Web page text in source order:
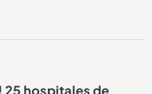
25 hospitales de